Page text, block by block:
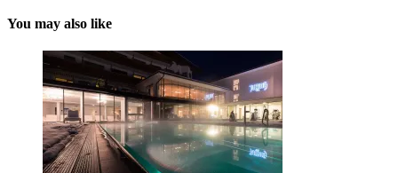
You may also like